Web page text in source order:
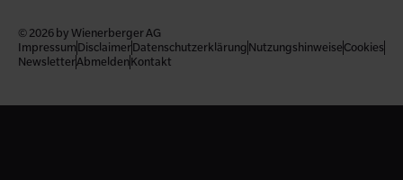
© 2026 by Wienerberger AG
Impressum DisclaimerDatenschutzerklärung Nutzungshinweise Cookies
NewsletterAbmeldenKontakt